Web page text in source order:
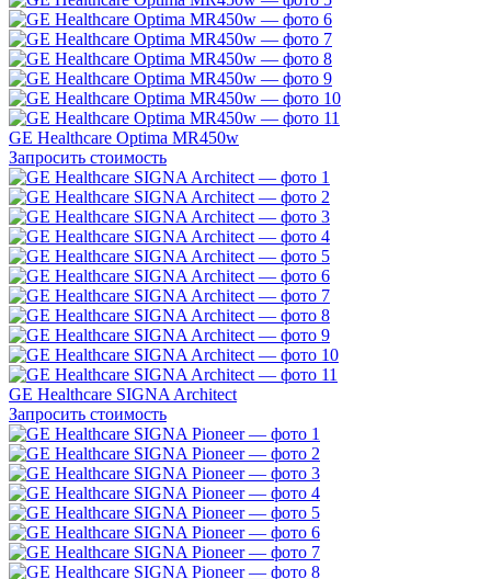
GE Healthcare Optima MR450w
Запросить стоимость
GE Healthcare SIGNA Architect
Запросить стоимость